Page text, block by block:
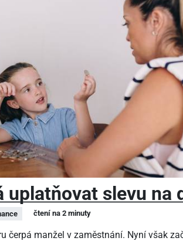
uplatňovat slevu na
čtení na 2 minuty
čerpá manžel v zaměstnání. Nyní však